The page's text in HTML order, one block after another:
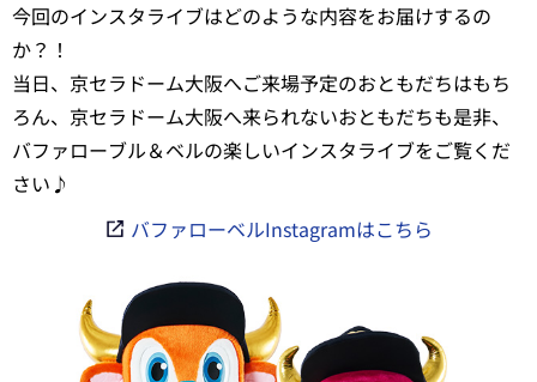
今回のインスタライブはどのような内容をお届けするの
か？！
当日、京セラドーム大阪へご来場予定のおともだちはもち
ろん、京セラドーム大阪へ来られないおともだちも是非、
バファローブル＆ベルの楽しいインスタライブをご覧くだ
さい♪
バファローベルInstagramはこちら